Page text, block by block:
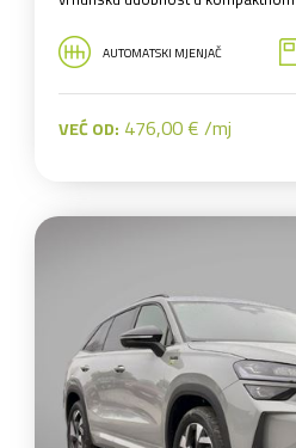
AUTOMATSKI MJENJAČ
VEĆ OD: 476,00 € /mj